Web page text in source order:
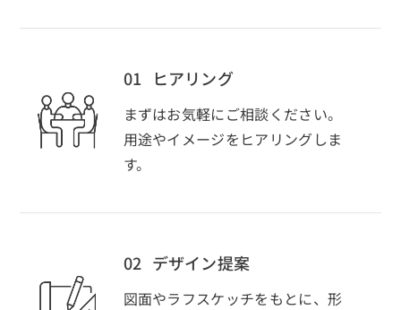
01 ヒアリング
まずはお気軽にご相談ください。
用途やイメージをヒアリングしま
す。
02 デザイン提案
図面やラフスケッチをもとに、形